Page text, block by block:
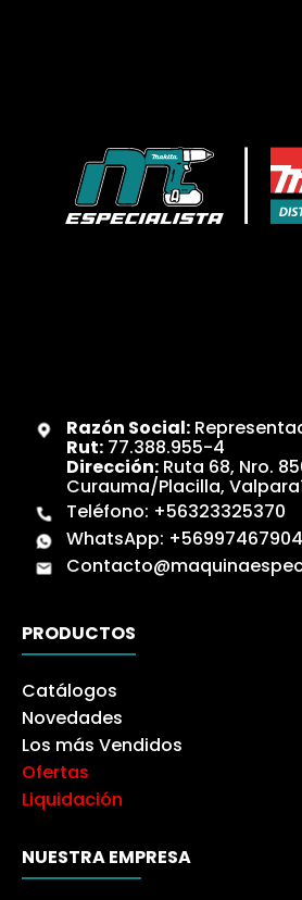
Razón Social:
Rut:77.388.955-4
Dirección:Ruta 68, Nro.
Curauma/Placilla,
Teléfono: +56323325370
WhatsApp: +56997467904
PRODUCTOS
Catálogos
Novedades
Los más Vendidos
Ofertas
Liquidación
NUESTRA EMPRESA